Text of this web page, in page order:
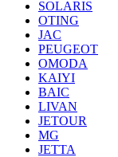
SOLARIS
OTING
JAC
PEUGEOT
OMODA
KAIYI
BAIC
LIVAN
JETOUR
MG
JETTA